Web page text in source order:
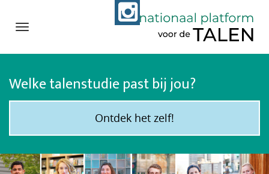
Navigation
naar
het
inhoud
Welke talenstudie past bij jou?
Ontdek het zelf!